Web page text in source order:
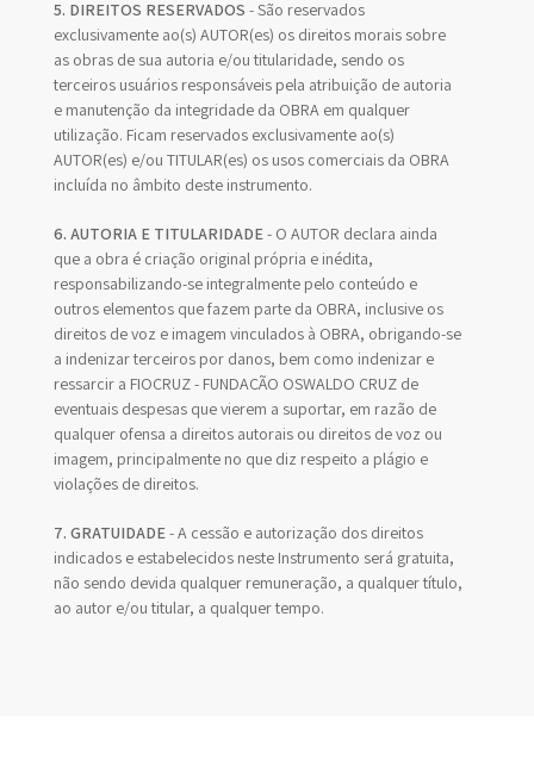
5. DIREITOS RESERVADOS - São reservados
exclusivamente ao(s) AUTOR(es) os direitos morais sobre
as obras de sua autoria e/ou titularidade, sendo os
terceiros usuários responsáveis pela atribuição de autoria
e manutenção da integridade da OBRA em qualquer
utilização. Ficam reservados exclusivamente ao(s)
AUTOR(es) e/ou TITULAR(es) os usos comerciais da OBRA
incluída no âmbito deste instrumento.
6. AUTORIA E TITULARIDADE- O AUTOR declara ainda
que a obra é criação original própria e inédita,
responsabilizando-se integralmente pelo conteúdo e
outros elementos que fazem parte da OBRA, inclusive os
direitos de voz e imagem vinculados à OBRA, obrigando-se
a indenizar terceiros por danos, bem como indenizar e
ressarcir a FIOCRUZ - FUNDAÇÃO OSWALDO CRUZ de
eventuais despesas que vierem a suportar, em razão de
qualquer ofensa a direitos autorais ou direitos de voz ou
imagem, principalmente no que diz respeito a plágio e
violações de direitos.
7. GRATUIDADE- A cessão e autorização dos direitos
indicados e estabelecidos neste Instrumento será gratuita,
não sendo devida qualquer remuneração, a qualquer título,
ao autor e/ou titular, a qualquer tempo.